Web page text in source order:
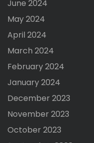
June 2024
May 2024
April 2024
March 2024
February 2024
January 2024
December 2023
November 2023
October 2023